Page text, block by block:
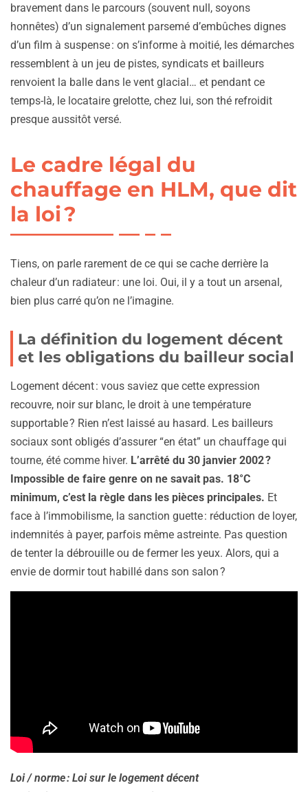
bravement dans le parcours (souvent null, soyons
honnêtes) d’un signalement parsemé d’embûches dignes
d’un film à suspense : on s’informe à moitié, les démarches
ressemblent à un jeu de pistes, syndicats et bailleurs
renvoient la balle dans le vent glacial… et pendant ce
temps-là, le locataire grelotte, chez lui, son thé refroidit
presque aussitôt versé.
Le cadre légal du
chauffage en HLM, que dit
la loi ?
Tiens, on parle rarement de ce qui se cache derrière la
chaleur d’un radiateur : une loi. Oui, il y a tout un arsenal,
bien plus carré qu’on ne l’imagine.
La définition du logement décent
et les obligations du bailleur social
Logement décent : vous saviez que cette expression
recouvre, noir sur blanc, le droit à une température
supportable ? Rien n’est laissé au hasard. Les bailleurs
sociaux sont obligés d’assurer “en état” un chauffage qui
tourne, été comme hiver. L’arrêté du 30 janvier 2002 ?
Impossible de faire genre on ne savait pas. 18°C
minimum, c’est la règle dans les pièces principales. Et
face à l’immobilisme, la sanction guette : réduction de loyer,
indemnités à payer, parfois même astreinte. Pas question
de tenter la débrouille ou de fermer les yeux. Alors, qui a
envie de dormir tout habillé dans son salon ?
Loi / norme : Loi sur le logement décent